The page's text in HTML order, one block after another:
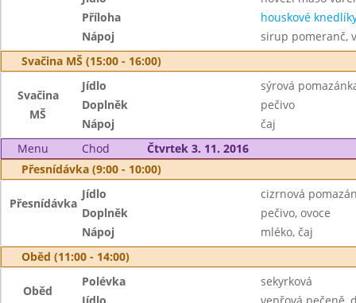
Příloha
houskové
Nápoj
sirup pomeranč,
Svačina MŠ (15:00 - 16:00)
Svačina
MŠ
Jídlo
sýrová
Doplněk
pečivo
Nápoj
čaj
Menu
Chod
Čtvrtek 3. 11. 2016
Přesnídávka (9:00 - 10:00)
Přesnídávka
Jídlo
cizrnová
Doplněk
pečivo, ovoce
Nápoj
mléko, čaj
Oběd (11:00 - 14:00)
Oběd
Polévka
sekyrková